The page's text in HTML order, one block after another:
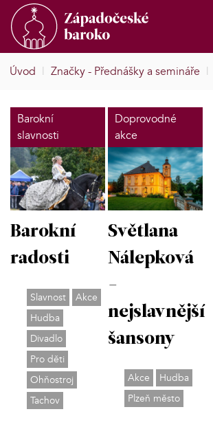
Úvod | Značky - Přednášky a semináře |
Barokní
slavnosti
Barokní
radosti
Slavnost
Akce
Hudba
Divadlo
Pro děti
Ohňostroj
Tachov
Doprovodné
akce
Světlana
Nálepková
-
nejslavnější
šansony
Akce
Hudba
Plzeň město